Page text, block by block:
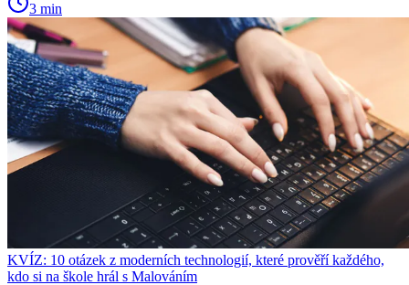
3 min
KVÍZ: 10 otázek z moderních technologií, které prověří každého,
kdo si na škole hrál s Malováním